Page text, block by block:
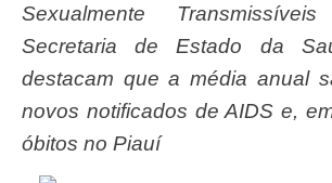
Sexualmente
Secretaria de Estado da
destacam que a média anual
novos notificados de AIDS e,
óbitos no Piauí